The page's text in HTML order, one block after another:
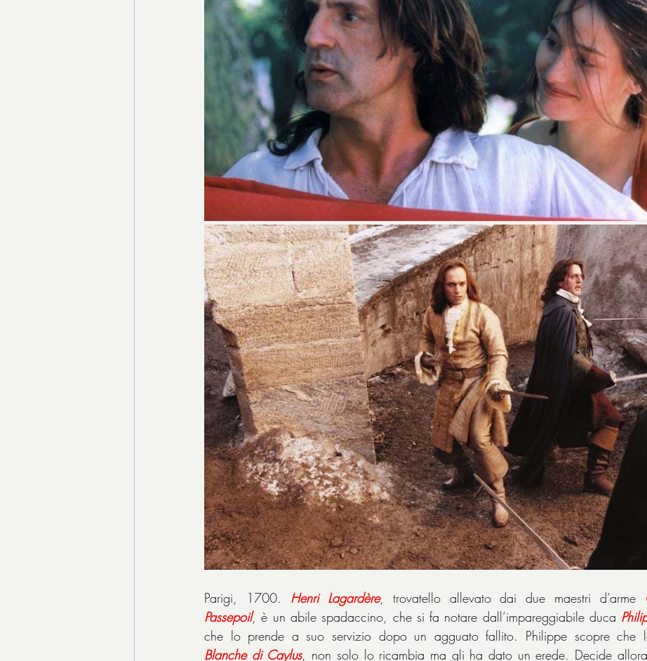
Parigi, 1700. Henri Lagardère, trovatello allevato dai due maestri d’arme
Passepoil, è un abile spadaccino, che si fa notare dall’impareggiabile duca
Blanche di Caylus, non solo lo ricambia ma gli ha dato un erede. Decide